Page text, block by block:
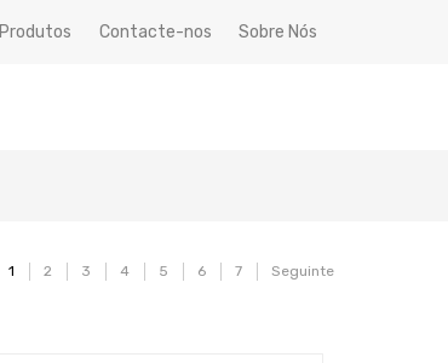
Produtos Contacte-nos Sobre Nós
1 2 3 4 5 6 7 Seguinte